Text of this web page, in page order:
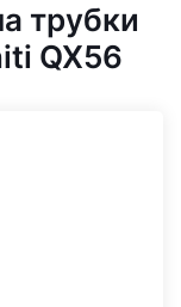
трубки
QX56